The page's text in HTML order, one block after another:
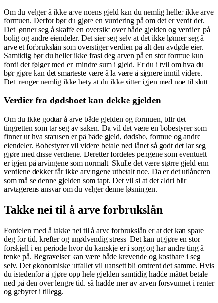
Om du velger å ikke arve noens gjeld kan du nemlig heller ikke arve
formuen. Derfor bør du gjøre en vurdering på om det er verdt det.
Det lønner seg å skaffe en oversikt over både gjelden og verdien på
bolig og andre eiendeler. Det sier seg selv at det ikke lønner seg å
arve et forbrukslån som overstiger verdien på alt den avdøde eier.
Samtidig bør du heller ikke frasi deg arven på en stor formue kun
fordi det følger med en mindre sum i gjeld. Er du i tvil om hva du
bør gjøre kan det smarteste være å la være å signere inntil videre.
Det trenger nemlig ikke bety at du ikke sitter igjen med noe til slutt.
Verdier fra dødsboet kan dekke gjelden
Om du ikke godtar å arve både gjelden og formuen, blir det
tingretten som tar seg av saken. Da vil det være en bobestyrer som
finner ut hva statusen er på både gjeld, dødsbo, formue og andre
eiendeler. Bobestyrer vil videre betale ned lånet så godt det lar seg
gjøre med disse verdiene. Deretter fordeles pengene som eventuelt
er igjen på arvingene som normalt. Skulle det være større gjeld enn
verdiene dekker får ikke arvingene utbetalt noe. Da er det utlåneren
som må se denne gjelden som tapt. Det vil si at det aldri blir
arvtagerens ansvar om du velger denne løsningen.
Takke nei til å arve forbrukslån
Fordelen med å takke nei til å arve forbrukslån er at det kan spare
deg for tid, krefter og unødvendig stress. Det kan utgjøre en stor
forskjell i en periode hvor du kanskje er i sorg og har andre ting å
tenke på. Begravelser kan være både krevende og kostbare i seg
selv. Det økonomiske utfallet vil uansett bli omtrent det samme. Hvis
du istedenfor å gjøre opp hele gjelden samtidig hadde måttet betale
ned på den over lengre tid, så hadde mer av arven forsvunnet i renter
og gebyrer i tillegg.